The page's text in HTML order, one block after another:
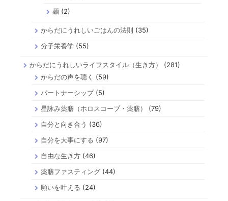
麺 (2)
からだにうれしいごはんの法則 (35)
分子栄養学 (55)
からだにうれしいライフスタイル（生き方）
(281)
からだの声を聴く
(59)
パートナーシップ(5)
星詠み薬膳（ホロスコープ・薬膳）
(79)
自分と向き合う (36)
自分を大事にする (97)
自由な生き方 (46)
薬膳ファスティング (44)
願いを叶える (24)